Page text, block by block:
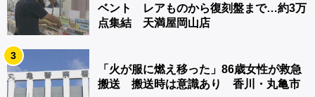
ベント レアものから復刻盤まで…約3万
点集結 天満屋岡山店
3
「火が服に燃え移った」86歳女性が救急
搬送 搬送時は意識あり 香川・丸亀市